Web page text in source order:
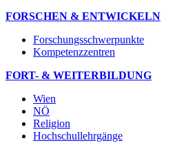
FORSCHEN & ENTWICKELN
Forschungsschwerpunkte
Kompetenzzentren
FORT- & WEITERBILDUNG
Wien
NÖ
Religion
Hochschullehrgänge